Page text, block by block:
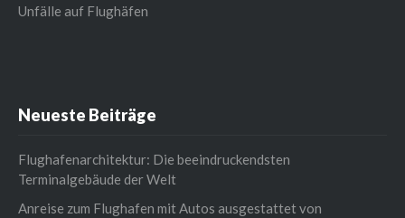
Unfälle auf Flughäfen
Neueste Beiträge
Flughafenarchitektur: Die beeindruckendsten
Terminalgebäude der Welt
Anreise zum Flughafen mit Autos ausgestattet von